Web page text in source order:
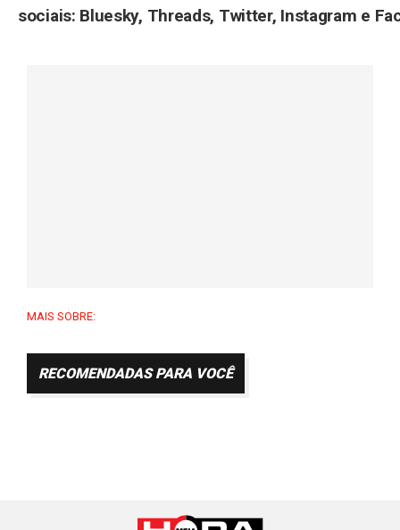
sociais: Bluesky, Threads, Twitter, Instagram e
MAIS SOBRE:
RECOMENDADAS PARA VOCÊ